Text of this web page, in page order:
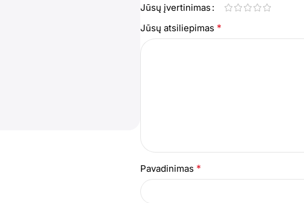
Jūsų įvertinimas
Jūsų atsiliepimas *
Pavadinimas *